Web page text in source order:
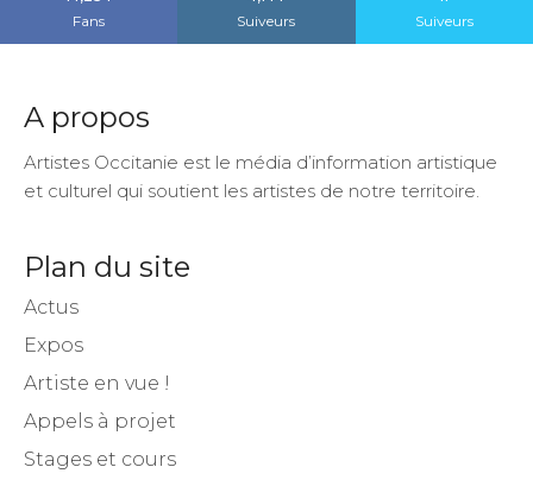
Fans
Suiveurs
Suiveurs
A propos
Artistes Occitanie est le média d’information artistique
et culturel qui soutient les artistes de notre territoire.
Plan du site
Actus
Expos
Artiste en vue !
Appels à projet
Stages et cours